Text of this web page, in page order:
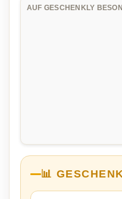
AUF GESCHENKLY
📊